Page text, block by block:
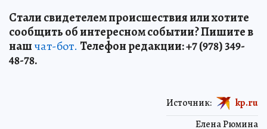
Стали свидетелем происшествия или хотите
сообщить об интересном событии? Пишите в
нашчат-бот. Телефон редакции: +7 (978) 349-
48-78.
Елена Рюмина
Источник: kp.ru